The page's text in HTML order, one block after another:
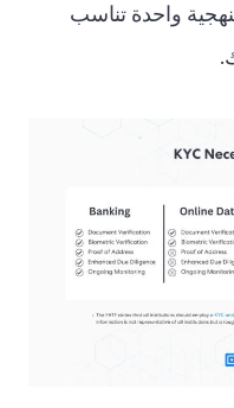
واحدة تناسب